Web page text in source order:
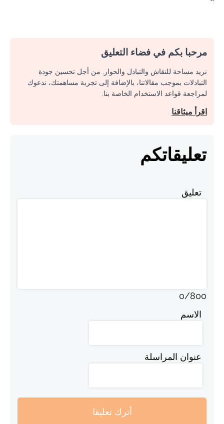
مرحبا بكم في فضاء التعليق
نريد مساحة للنقاش والتبادل والحوار. من أجل تحسين جودة
التبادلات بموجب مقالاتنا، بالإضافة إلى تجربة مساهمتك، ندعوك
لمراجعة قواعد الاستخدام الخاصة بنا.
اقرأ ميثاقنا
تعليقاتكم
تعليق
0/800
الاسم
عنوان المراسلة
أترك تعليقا